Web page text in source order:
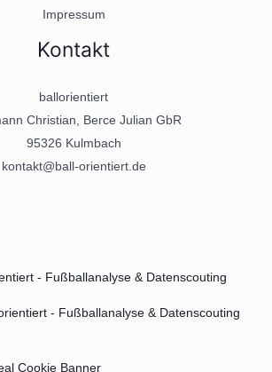
Impressum
Kontakt
ballorientiert
Christian, Berce Julian GbR
95326 Kulmbach
kontakt@ball-orientiert.de
- Fußballanalyse & Datenscouting
- Fußballanalyse & Datenscouting
Cookie Banner